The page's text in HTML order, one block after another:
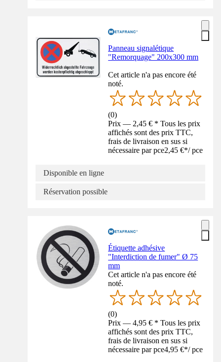
Panneau signalétique
"Remorquage" 200x300 mm
Cet article n'a pas encore été
noté.
(0)
Prix — 2,45 € * Tous les prix
affichés sont des prix TTC,
frais de livraison en sus si
nécessaire par pce2,45 €*/ pce
Disponible en ligne
Réservation possible
Étiquette adhésive
"Interdiction de fumer" Ø 75
mm
Cet article n'a pas encore été
noté.
(0)
Prix — 4,95 € * Tous les prix
affichés sont des prix TTC,
frais de livraison en sus si
nécessaire par pce4,95 €*/ pce